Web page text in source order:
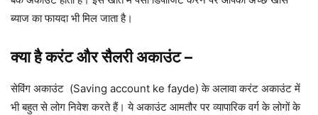
ब्याज का फायदा भी मिल जाता है।
क्या है करंट और सैलरी अकाउंट –
सेविंग अकाउंट (Saving account ke fayde) के अलावा करंट अकाउंट में
भी बहुत से लोग निवेश करते हैं। ये अकाउंट आमतौर पर व्यापारिक वर्ग के लोगों के